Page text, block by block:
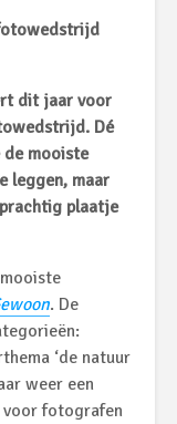
dit jaar voor
Dé
mooiste
leggen, maar
plaatje
. De
‘de natuur
weer een
fotografen